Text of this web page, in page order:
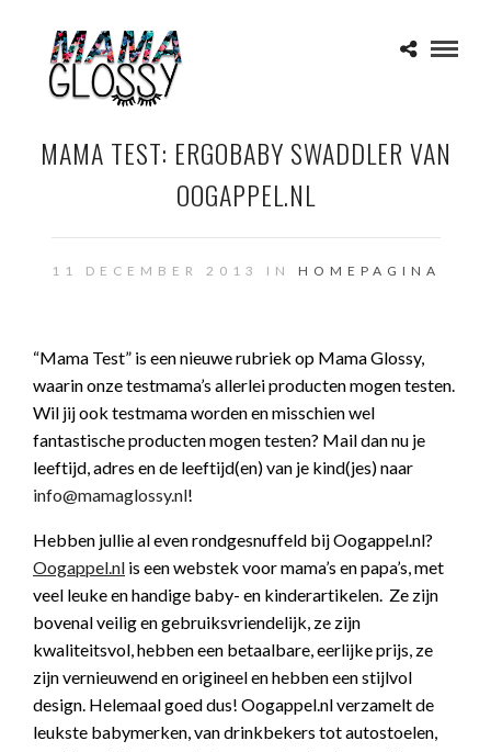
MAMA TEST: ERGOBABY SWADDLER VAN
OOGAPPEL.NL
11 DECEMBER 2013 IN HOMEPAGINA
“Mama Test” is een nieuwe rubriek op Mama Glossy,
waarin onze testmama’s allerlei producten mogen testen.
Wil jij ook testmama worden en misschien wel
fantastische producten mogen testen? Mail dan nu je
leeftijd, adres en de leeftijd(en) van je kind(jes) naar
info@mamaglossy.nl!
Hebben jullie al even rondgesnuffeld bij Oogappel.nl?
Oogappel.nl is een webstek voor mama’s en papa’s, met
veel leuke en handige baby- en kinderartikelen. Ze zijn
bovenal veilig en gebruiksvriendelijk, ze zijn
kwaliteitsvol, hebben een betaalbare, eerlijke prijs, ze
zijn vernieuwend en origineel en hebben een stijlvol
design. Helemaal goed dus! Oogappel.nl verzamelt de
leukste babymerken, van drinkbekers tot autostoelen,